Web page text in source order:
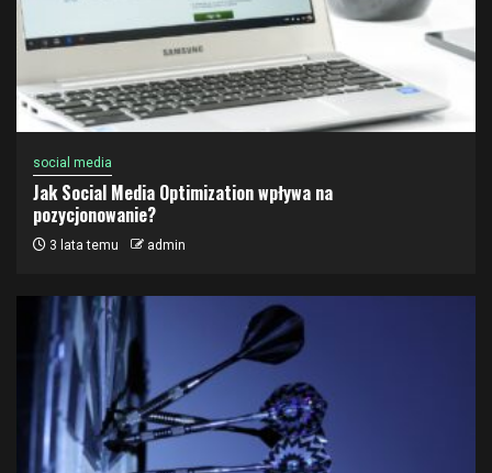
social media
Jak Social Media Optimization wpływa na
pozycjonowanie?
3 lata temu admin